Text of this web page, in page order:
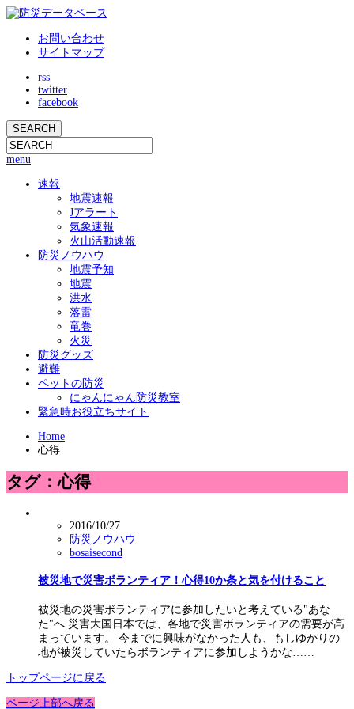
お問い合わせ
サイトマップ
rss
twitter
facebook
menu
速報
地震速報
Jアラート
気象速報
火山活動速報
防災ノウハウ
地震予知
地震
洪水
落雷
竜巻
火災
防災グッズ
避難
ペットの防災
にゃんにゃん防災教室
緊急時お役立ちサイト
Home
心得
タグ：心得
2016/10/27
防災ノウハウ
bosaisecond
被災地で災害ボランティア！心得10か条と気を付けること
被災地の災害ボランティアに参加したいと考えている"あな
た"へ 災害大国日本では、各地で災害ボランティアの需要が高
まっています。 今までに興味がなかった人も、もしゆかりの
地が被災していたらボランティアに参加しようかな……
トップページに戻る
ページ上部へ戻る